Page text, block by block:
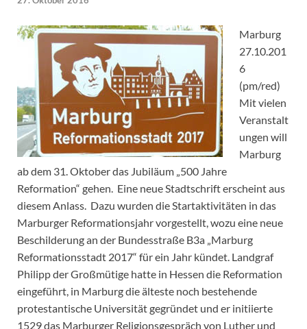
Marburg
27.10.201
6
(pm/red)
Mit vielen
Veranstalt
ungen will
Marburg
ab dem 31. Oktober das Jubiläum „500 Jahre
Reformation“ gehen. Eine neue Stadtschrift erscheint aus
diesem Anlass. Dazu wurden die Startaktivitäten in das
Marburger Reformationsjahr vorgestellt, wozu eine neue
Beschilderung an der Bundesstraße B3a „Marburg
Reformationsstadt 2017“ für ein Jahr kündet. Landgraf
Philipp der Großmütige hatte in Hessen die Reformation
eingeführt, in Marburg die älteste noch bestehende
protestantische Universität gegründet und er initiierte
1529 das Marburger Religionsgespräch von Luther und